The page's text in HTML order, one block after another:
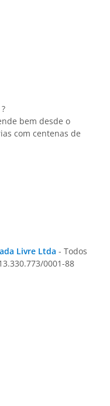
bem desde o
com centenas de
Livre Ltda - Todos
0001-88